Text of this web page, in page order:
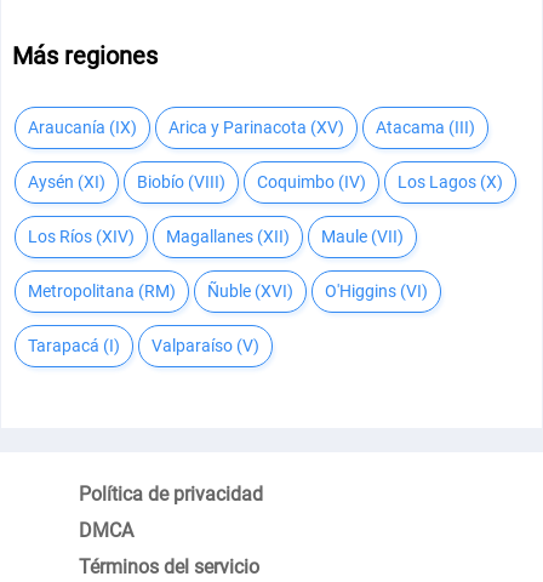
Más regiones
Araucanía (IX) Arica y Parinacota (XV) Atacama (III)
Aysén (XI) Biobío (VIII) Coquimbo (IV) Los Lagos (X)
Los Ríos (XIV) Magallanes (XII) Maule (VII)
Metropolitana (RM) Ñuble (XVI) O'Higgins (VI)
Tarapacá (I) Valparaíso (V)
Política de privacidad
DMCA
Términos del servicio